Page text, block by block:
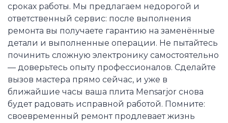
сроках работы. Мы предлагаем недорогой и
ответственный сервис: после выполнения
ремонта вы получаете гарантию на заменённые
детали и выполненные операции. Не пытайтесь
починить сложную электронику самостоятельно
— доверьтесь опыту профессионалов. Сделайте
вызов мастера прямо сейчас, и уже в
ближайшие часы ваша плита Mensarjor снова
будет радовать исправной работой. Помните:
своевременный ремонт продлевает жизнь